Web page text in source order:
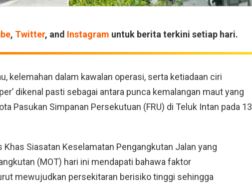
, Twitter, and Instagram untuk berita terkini setiap hari.
kelemahan dalam kawalan operasi, serta ketiadaan ciri
dikenal pasti sebagai antara punca kemalangan maut yang
Pasukan Simpanan Persekutuan (FRU) di Teluk Intan pada 13
Khas Siasatan Keselamatan Pengangkutan Jalan yang
(MOT) hari ini mendapati bahawa faktor
mewujudkan persekitaran berisiko tinggi sehingga